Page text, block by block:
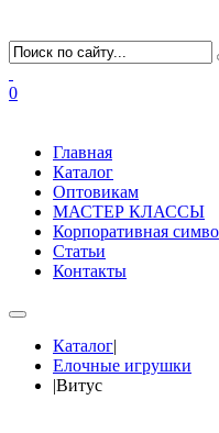
0
Главная
Каталог
Оптовикам
МАСТЕР КЛАССЫ
Корпоративная
Статьи
Контакты
Каталог|
Елочные игрушки
|Витус